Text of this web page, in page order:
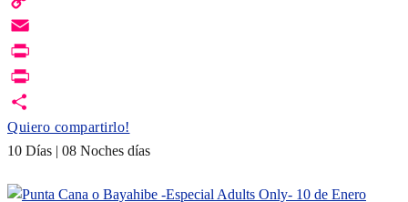
Copy
Link
Email
Print
PrintFriendly
Quiero compartirlo!
10 Días | 08 Noches días